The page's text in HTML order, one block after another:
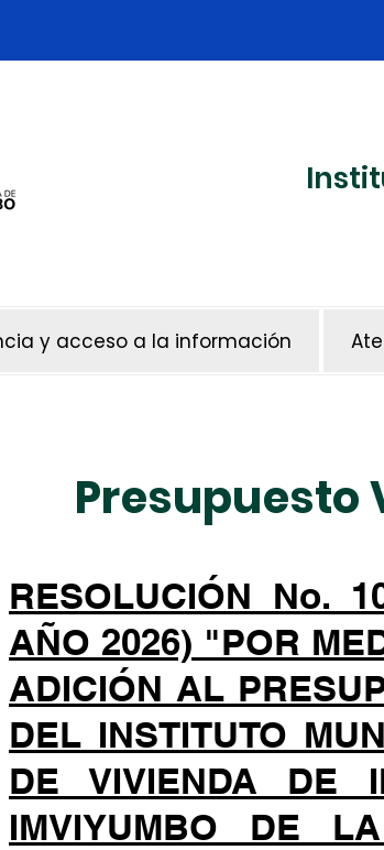
y acceso a la información
Presupuesto
RESOLUCIÓN No.
AÑO 2026) "POR
ADICIÓN AL
DEL INSTITUTO
DE VIVIENDA DE
IMVIYUMBO DE